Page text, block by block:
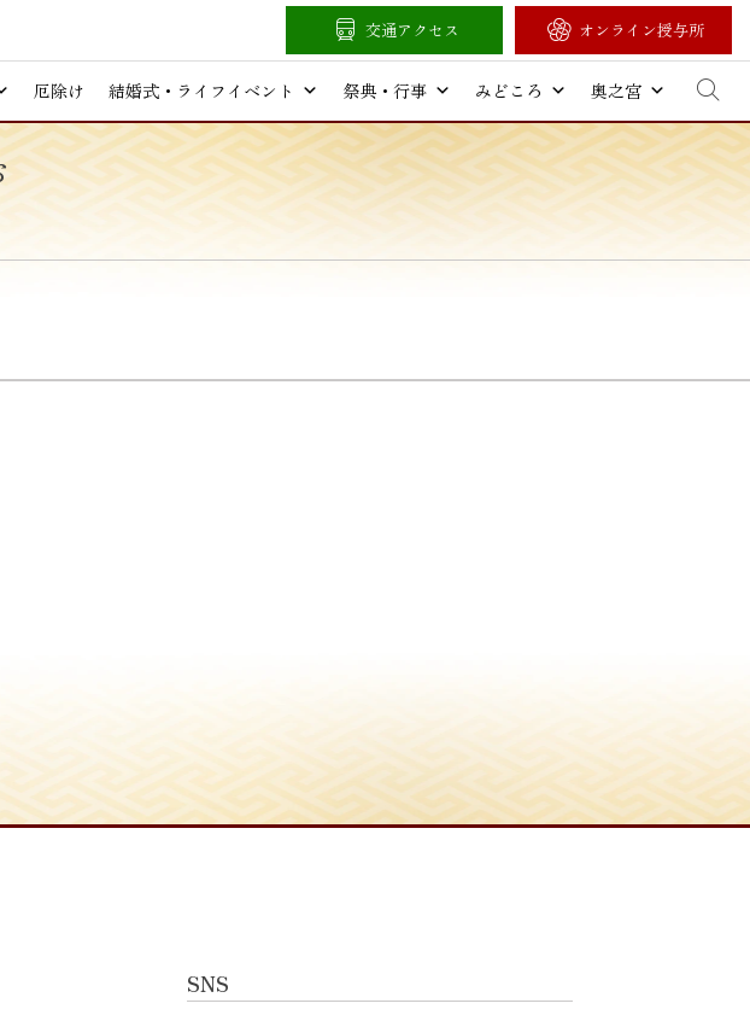
厄除け 結婚式・ライフイベント 祭典・行事 みどころ 奥之宮
交通アクセス オンライン授与所
SNS